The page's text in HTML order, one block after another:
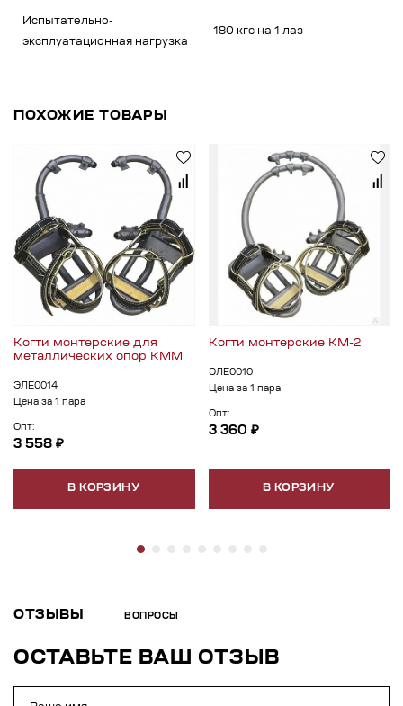
Испытательно-
эксплуатационная нагрузка
180 кгс на 1 лаз
ПОХОЖИЕ ТОВАРЫ
Когти монтерские для
металлических опор КММ
ЭЛЕ0014
Цена за 1 пара
Опт:
3 558 ₽
В КОРЗИНУ
Когти монтерские КМ-2
ЭЛЕ0010
Цена за 1 пара
Опт:
3 360 ₽
В КОРЗИНУ
ОТЗЫВЫ ВОПРОСЫ
ОСТАВЬТЕ ВАШ ОТЗЫВ